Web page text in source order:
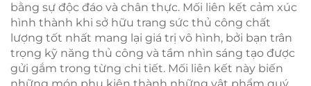
bằng sự độc đáo và chân thực. Mối liên kết cảm xúc
hình thành khi sở hữu trang sức thủ công chất
lượng tốt nhất mang lại giá trị vô hình, bởi bạn trân
trọng kỹ năng thủ công và tầm nhìn sáng tạo được
gửi gắm trong từng chi tiết. Mối liên kết này biến